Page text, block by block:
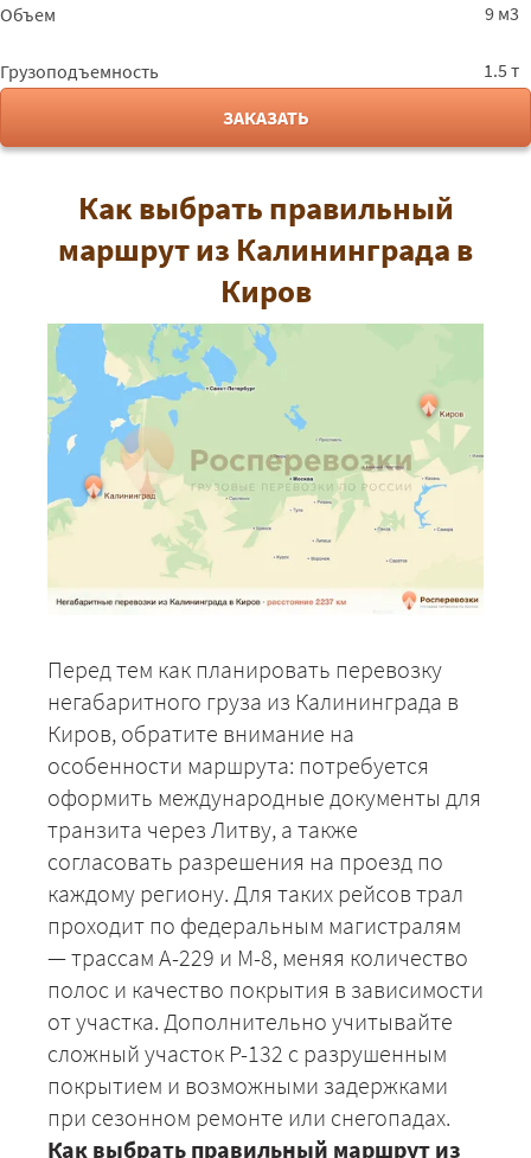
Объем 9 м3
Грузоподъемность
1.5 т
ЗАКАЗАТЬ
Как выбрать правильный
маршрут из Калининграда в
Киров
Перед тем как планировать перевозку
негабаритного груза из Калининграда в
Киров, обратите внимание на
особенности маршрута: потребуется
оформить международные документы для
транзита через Литву, а также
согласовать разрешения на проезд по
каждому региону. Для таких рейсов трал
проходит по федеральным магистралям
— трассам А-229 и М-8, меняя количество
полос и качество покрытия в зависимости
от участка. Дополнительно учитывайте
сложный участок Р-132 с разрушенным
покрытием и возможными задержками
при сезонном ремонте или снегопадах.
Как выбрать правильный маршрут из
+7 (499) 520-05-23